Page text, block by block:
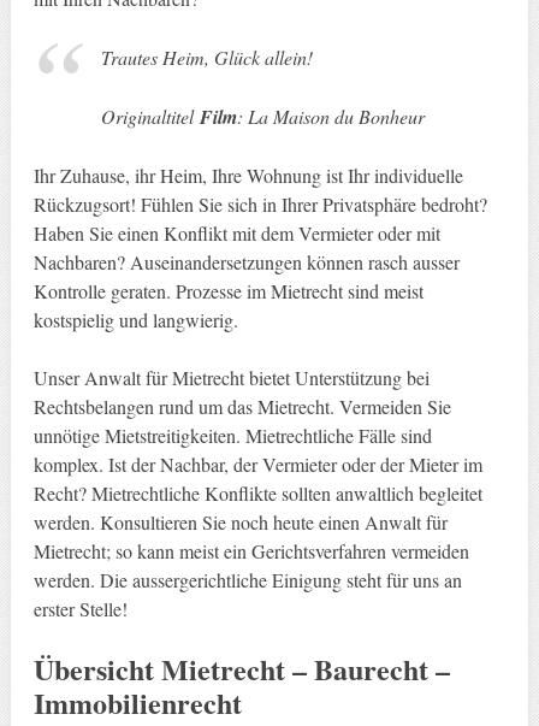
Trautes Heim, Glück allein!
OriginaltitelFilm: La Maison du Bonheur
Ihr Zuhause, ihr Heim, Ihre Wohnung ist Ihr individuelle
Rückzugsort! Fühlen Sie sich in Ihrer Privatsphäre bedroht?
Haben Sie einen Konflikt mit dem Vermieter oder mit
Nachbaren? Auseinandersetzungen können rasch ausser
Kontrolle geraten. Prozesse im Mietrecht sind meist
kostspielig und langwierig.
Unser Anwalt für Mietrecht bietet Unterstützung bei
Rechtsbelangen rund um das Mietrecht. Vermeiden Sie
unnötige Mietstreitigkeiten. Mietrechtliche Fälle sind
komplex. Ist der Nachbar, der Vermieter oder der Mieter im
Recht? Mietrechtliche Konflikte sollten anwaltlich begleitet
werden. Konsultieren Sie noch heute einen Anwalt für
Mietrecht; so kann meist ein Gerichtsverfahren vermeiden
werden. Die aussergerichtliche Einigung steht für uns an
erster Stelle!
Übersicht Mietrecht – Baurecht –
Immobilienrecht